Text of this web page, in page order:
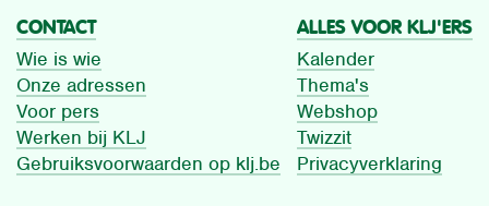
CONTACT
Wie is wie
Onze adressen
Voor pers
Werken bij KLJ
Gebruiksvoorwaarden op klj.be
ALLES VOOR KLJ'ERS
Kalender
Thema's
Webshop
Twizzit
Privacyverklaring